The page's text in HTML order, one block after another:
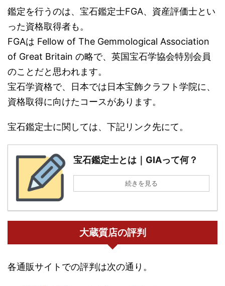
鑑定を行うのは、宝石鑑定士FGA、資産評価士とい
った資格取得者も。
FGAは Fellow of The Gemmological Association
of Great Britain の略で、英国宝石学協会特別会員
のことだと思われます。
宝石学資格で、日本では日本宝飾クラフト学院に、
資格取得に向けたコースがあります。
宝石鑑定士に関しては、下記リンク先にて。
宝石鑑定士とは｜GIAって何？
続きを見る
大蔵質店の評判
各通販サイトでの評判は次の通り。